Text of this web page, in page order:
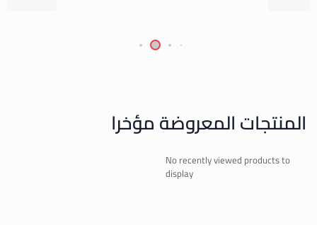
المنتجات المعروضة مؤخرا
No recently viewed products to
display